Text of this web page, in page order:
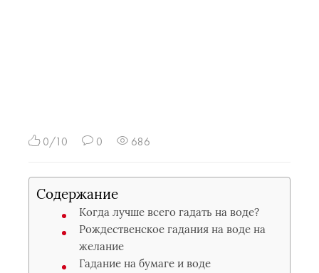
0/10 0 686
Содержание
Когда лучше всего гадать на воде?
Рождественское гадания на воде на
желание
Гадание на бумаге и воде